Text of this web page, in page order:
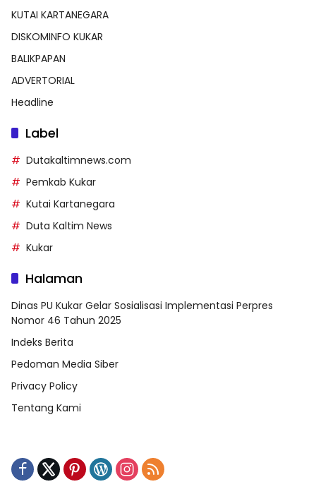
KUTAI KARTANEGARA
DISKOMINFO KUKAR
BALIKPAPAN
ADVERTORIAL
Headline
Label
Dutakaltimnews.com
Pemkab Kukar
Kutai Kartanegara
Duta Kaltim News
Kukar
Halaman
Dinas PU Kukar Gelar Sosialisasi Implementasi Perpres
Nomor 46 Tahun 2025
Indeks Berita
Pedoman Media Siber
Privacy Policy
Tentang Kami